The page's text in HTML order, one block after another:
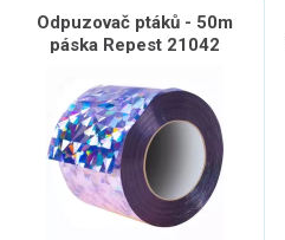
Odpuzovač ptáků - 50m
páska Repest 21042